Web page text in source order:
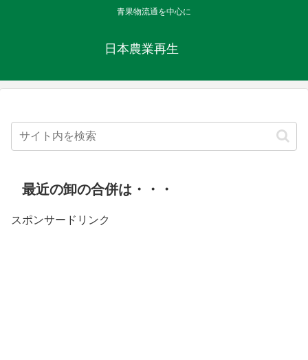
青果物流通を中心に
日本農業再生
最近の卸の合併は・・・
スポンサードリンク